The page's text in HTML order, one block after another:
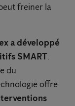
freiner la
a développé
SMART.
du
offre